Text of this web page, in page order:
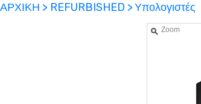
ΑΡΧΙΚΗ > REFURBISHED >Υπολογιστές
Zoom